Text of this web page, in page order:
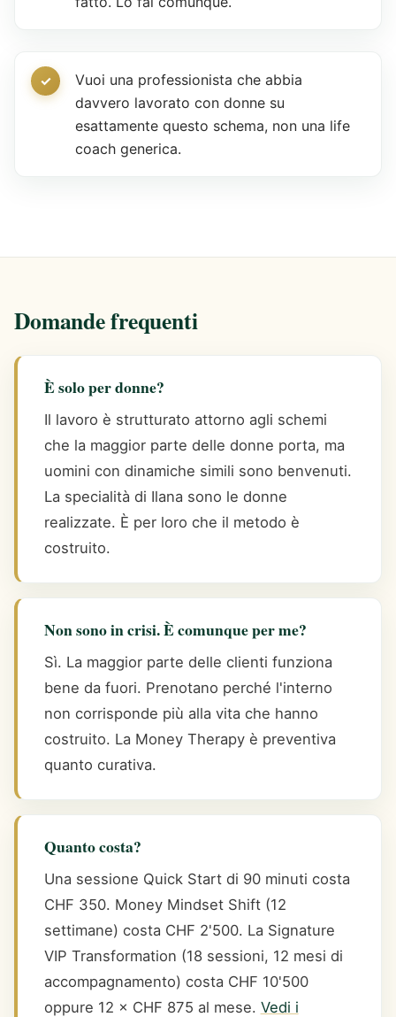
Vuoi una professionista che abbia
davvero lavorato con donne su
esattamente questo schema, non una life
coach generica.
Domande frequenti
È solo per donne?
Il lavoro è strutturato attorno agli schemi
che la maggior parte delle donne porta, ma
uomini con dinamiche simili sono benvenuti.
La specialità di Ilana sono le donne
realizzate. È per loro che il metodo è
costruito.
Non sono in crisi. È comunque per me?
Sì. La maggior parte delle clienti funziona
bene da fuori. Prenotano perché l'interno
non corrisponde più alla vita che hanno
costruito. La Money Therapy è preventiva
quanto curativa.
Quanto costa?
Una sessione Quick Start di 90 minuti costa
CHF 350. Money Mindset Shift (12
settimane) costa CHF 2'500. La Signature
VIP Transformation (18 sessioni, 12 mesi di
accompagnamento) costa CHF 10'500
oppure 12 × CHF 875 al mese. Vedi i